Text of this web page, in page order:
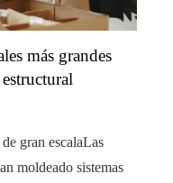
más grandes
gran escalaLas
moldeado sistemas